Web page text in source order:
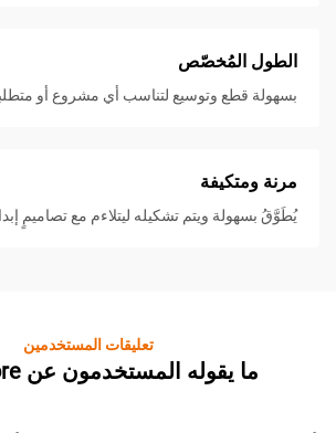
الطول المُخصّص
بسهولة قطع وتوسيع لتناسب أي مشروع أو
مرنة ومتكيفة
يُطَوَّقُ بسهولة ويتم تشكيله ليتلاءم مع تصاميمٍ
تعليقات المستخدمين
ما يقوله المستخدمون عن Lumimore